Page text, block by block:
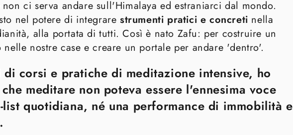
ci serva andare sull'Himalaya ed estraniarci dal mondo.
nel potere di integrarestrumenti pratici e concreti nella
alla portata di tutti. Così è nato Zafu: per costruire un
nostre case e creare un portale per andare 'dentro'.
di corsi e pratiche di meditazione intensive, ho
meditare non poteva essere l'ennesima voce
list quotidiana, né una performance di immobilità e